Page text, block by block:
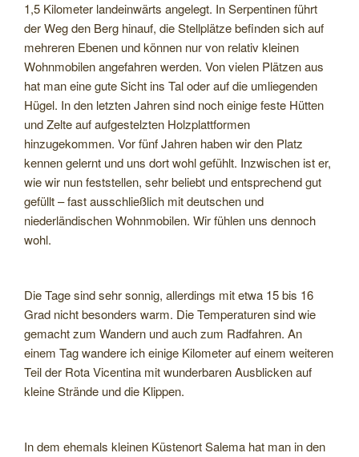
1,5 Kilometer landeinwärts angelegt. In Serpentinen führt
der Weg den Berg hinauf, die Stellplätze befinden sich auf
mehreren Ebenen und können nur von relativ kleinen
Wohnmobilen angefahren werden. Von vielen Plätzen aus
hat man eine gute Sicht ins Tal oder auf die umliegenden
Hügel. In den letzten Jahren sind noch einige feste Hütten
und Zelte auf aufgestelzten Holzplattformen
hinzugekommen. Vor fünf Jahren haben wir den Platz
kennen gelernt und uns dort wohl gefühlt. Inzwischen ist er,
wie wir nun feststellen, sehr beliebt und entsprechend gut
gefüllt – fast ausschließlich mit deutschen und
niederländischen Wohnmobilen. Wir fühlen uns dennoch
wohl.
Die Tage sind sehr sonnig, allerdings mit etwa 15 bis 16
Grad nicht besonders warm. Die Temperaturen sind wie
gemacht zum Wandern und auch zum Radfahren. An
einem Tag wandere ich einige Kilometer auf einem weiteren
Teil der Rota Vicentina mit wunderbaren Ausblicken auf
kleine Strände und die Klippen.
In dem ehemals kleinen Küstenort Salema hat man in den